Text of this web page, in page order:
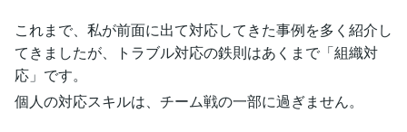
これまで、私が前面に出て対応してきた事例を多く紹介し
てきましたが、トラブル対応の鉄則はあくまで「組織対
応」です。
個人の対応スキルは、チーム戦の一部に過ぎません。